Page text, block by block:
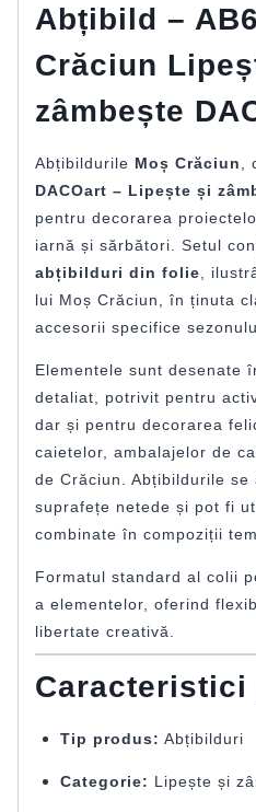
Abțibild –
Crăciun
zâmbește
Abțibildurile Moș Crăciun ,
DACOart – Lipește și
pentru decorarea
iarnă și sărbători. Setul
abțibilduri din folie ,
lui Moș Crăciun, în ținuta
accesorii specifice
Elementele sunt desenate
detaliat, potrivit pentru
dar și pentru decorarea
caietelor, ambalajelor de
de Crăciun. Abțibildurile
suprafețe netede și pot fi
combinate în compoziții
Formatul standard al colii
a elementelor, oferind
libertate creativă.
Caracteristici
Tip produs: Abțibilduri
Categorie: Lipește și